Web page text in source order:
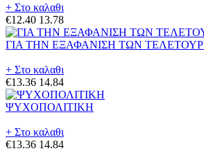
+ Στο καλαθι
€12.40 13.78
ΓΙΑ ΤΗΝ ΕΞΑΦΑΝΙΣΗ ΤΩΝ
+ Στο καλαθι
€13.36 14.84
ΨΥΧΟΠΟΛΙΤΙΚΗ
+ Στο καλαθι
€13.36 14.84